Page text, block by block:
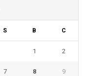
S B C
1 2
7 8 9